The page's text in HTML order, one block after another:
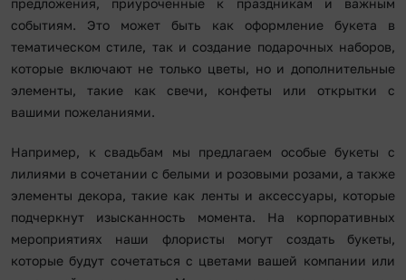
предложения, приуроченные к праздникам и важным
событиям. Это может быть как оформление букета в
тематическом стиле, так и создание подарочных наборов,
которые включают не только цветы, но и дополнительные
элементы, такие как свечи, конфеты или открытки с
вашими пожеланиями.
Например, к свадьбам мы предлагаем особые букеты с
лилиями в сочетании с белыми и розовыми розами, а также
элементы декора, такие как ленты и аксессуары, которые
подчеркнут изысканность момента. На корпоративных
мероприятиях наши флористы могут создать букеты,
которые будут сочетаться с цветами вашей компании или